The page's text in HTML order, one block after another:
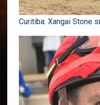
Curitiba: Xangai Stone